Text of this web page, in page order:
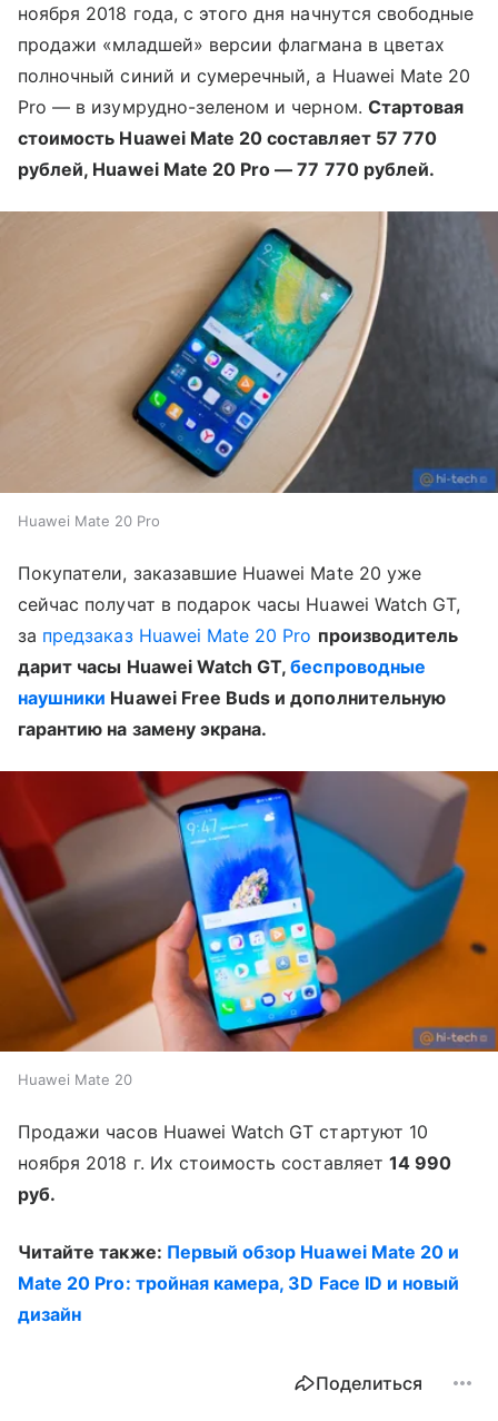
ноября 2018 года, с этого дня начнутся свободные
продажи «младшей» версии флагмана в цветах
полночный синий и сумеречный, а Huawei Mate 20
Pro — в изумрудно-зеленом и черном. Стартовая
стоимость Huawei Mate 20 составляет 57 770
рублей, Huawei Mate 20 Pro — 77 770 рублей.
Huawei Mate 20 Pro
Покупатели, заказавшие Huawei Mate 20 уже
сейчас получат в подарок часы Huawei Watch GT,
за предзаказ Huawei Mate 20 Pro производитель
дарит часы Huawei Watch GT,беспроводные
наушники Huawei Free Buds и дополнительную
гарантию на замену экрана.
Huawei Mate 20
Продажи часов Huawei Watch GT стартуют 10
ноября 2018 г. Их стоимость составляет 14 990
руб.
Читайте также: Первый обзор Huawei Mate 20 и
Mate 20 Pro: тройная камера, 3D Face ID и новый
дизайн
Поделиться